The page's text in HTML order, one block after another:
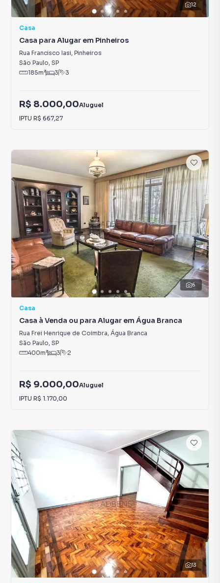
12
Casa
Casa para Alugar em Pinheiros
Rua Francisco Iasi, Pinheiros
São Paulo, SP
185m² 3 3
R$ 8.000,00Aluguel
IPTU R$ 667,27
6
Casa
Casa à Venda ou para Alugar em Água Branca
Rua Frei Henrique de Coimbra, Água Branca
São Paulo, SP
400m² 3 2
R$ 9.000,00Aluguel
IPTU R$ 1.170,00
13